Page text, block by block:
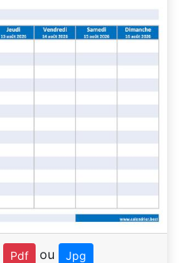
Pdf ou Jpg